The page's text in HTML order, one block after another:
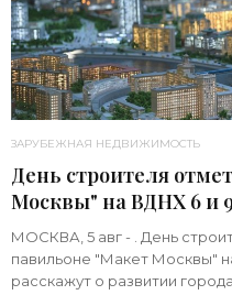
ЗАРУБЕЖНАЯ НЕДВИЖИМОСТЬ
День строителя
Москвы" на ВДНХ 6 и 9
«Строительство»
МОСКВА, 5 авг - . День
павильоне "Макет Москвы"
расскажут о развитии